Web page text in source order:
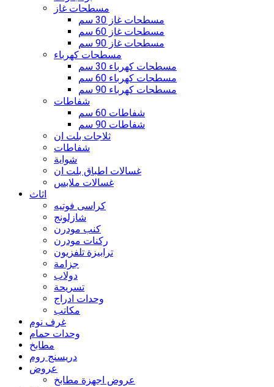
مسطحات غاز
مسطحات غاز 30 سم
مسطحات غاز 60 سم
مسطحات غاز 90 سم
مسطحات كهرباء
مسطحات كهرباء 30 سم
مسطحات كهرباء 60 سم
مسطحات كهرباء 90 سم
شفاطات
شفاطات 60 سم
شفاطات 90 سم
ثلاجات بلت ان
شفاطات
شواية
غسالات اطباق بلت ان
غسالات ملابس
اثاث
كراسى فوتيه
شازلونج
كنب مودرن
ركنات مودرن
ترابيزة تلفزيون
جزامة
دولاب
تسريحة
وحدات ادراج
مكاتب
غرف نوم
وحدات حمام
مطابخ
دريسنج روم
عروض
عروض اجهزة مطابخ